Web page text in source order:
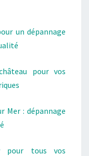
un dépannage
pour vos
Mer : dépannage
pour tous vos